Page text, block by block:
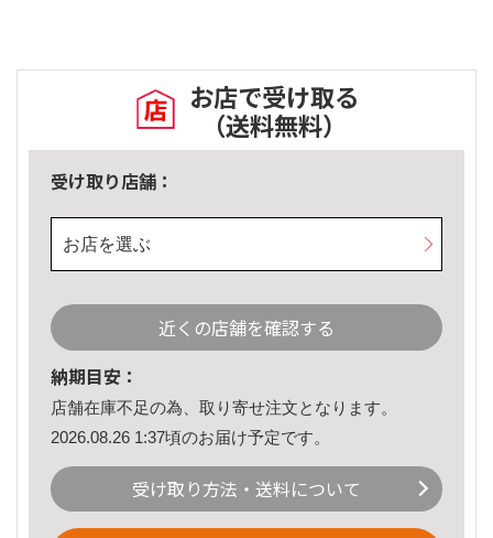
お店で受け取る
（送料無料）
受け取り店舗：
お店を選ぶ
近くの店舗を確認する
納期目安：
店舗在庫不足の為、取り寄せ注文となります。
2026.08.26 1:37頃のお届け予定です。
受け取り方法・送料について